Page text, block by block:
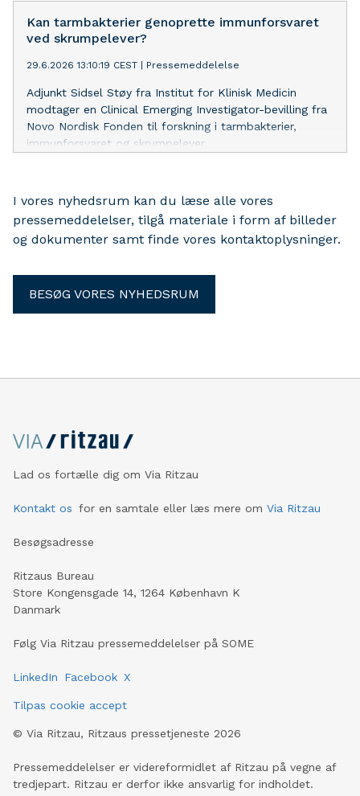
Kan tarmbakterier genoprette immunforsvaret
ved skrumpelever?
29.6.2026 13:10:19 CEST Pressemeddelelse
Adjunkt Sidsel Støy fra Institut for Klinisk Medicin
modtager en Clinical Emerging Investigator-bevilling fra
Novo Nordisk Fonden til forskning i tarmbakterier,
immunforsvaret og skrumpelever.
I vores nyhedsrum kan du læse alle vores
pressemeddelelser, tilgå materiale i form af billeder
og dokumenter samt finde vores kontaktoplysninger.
BESØG VORES NYHEDSRUM
Lad os fortælle dig om Via Ritzau
Kontakt os for en samtale eller læs mere om Via Ritzau
Besøgsadresse
Ritzaus Bureau
Store Kongensgade 14, 1264 København K
Danmark
Følg Via Ritzau pressemeddelelser på SOME
LinkedIn Facebook X
Tilpas cookie accept
© Via Ritzau, Ritzaus pressetjeneste 2026
Pressemeddelelser er videreformidlet af Ritzau på vegne af
tredjepart. Ritzau er derfor ikke ansvarlig for indholdet.